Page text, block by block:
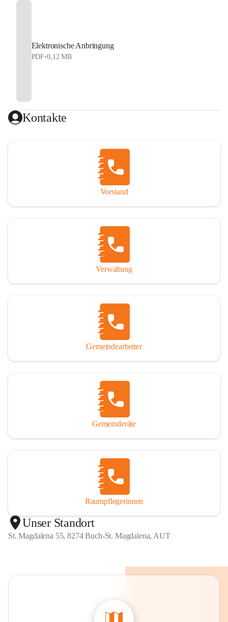
Elektronische Anbringung
PDF•0,12 MB
Kontakte
Vorstand
Verwaltung
Gemeindearbeiter
Gemeinderäte
Raumpflegerinnen
Unser Standort
St. Magdalena 55, 8274 Buch-St. Magdalena, AUT